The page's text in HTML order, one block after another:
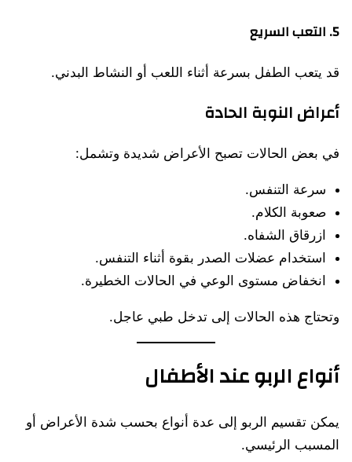
5. التعب السريع
قد يتعب الطفل بسرعة أثناء اللعب أو النشاط البدني.
أعراض النوبة الحادة
في بعض الحالات تصبح الأعراض شديدة وتشمل:
سرعة التنفس.
صعوبة الكلام.
ازرقاق الشفاه.
استخدام عضلات الصدر بقوة أثناء التنفس.
انخفاض مستوى الوعي في الحالات الخطيرة.
وتحتاج هذه الحالات إلى تدخل طبي عاجل.
أنواع الربو عند الأطفال
يمكن تقسيم الربو إلى عدة أنواع بحسب شدة الأعراض أو
المسبب الرئيسي.